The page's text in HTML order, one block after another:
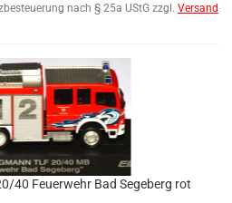
nach § 25a UStG zzgl. Versand
40 Feu­er­wehr Bad Se­ge­berg rot